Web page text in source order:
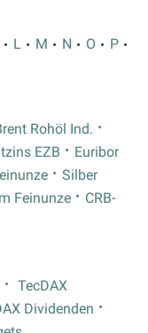
L M N O
P
Rohöl Ind.
EZB
Euribor
Silber
Feinunze
CRB-
TecDAX
Dividenden